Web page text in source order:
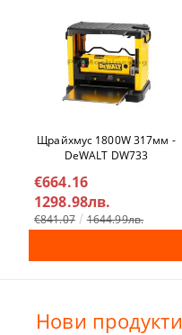
Щрайхмус 1800W 317мм -
DeWALT DW733
€664.16
1298.98лв.
€841.07 1644.99лв.
Нови продукти